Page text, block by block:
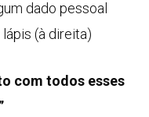
dado pessoal
(à direita)
com todos esses